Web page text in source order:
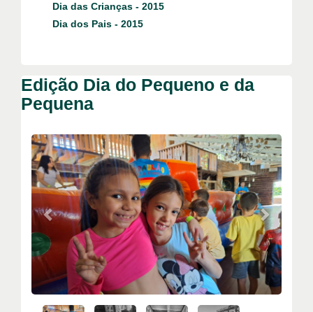
Dia das Crianças - 2015
Dia dos Pais - 2015
Edição Dia do Pequeno e da
Pequena